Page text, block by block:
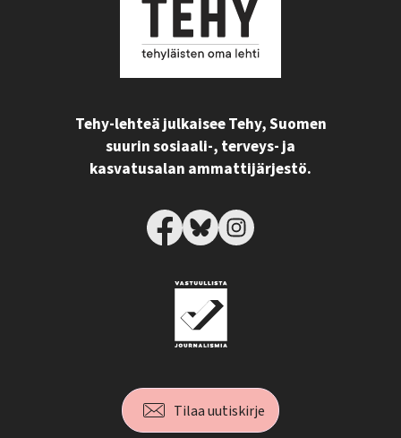
Tehy-lehteä julkaisee Tehy, Suomen
suurin sosiaali-, terveys- ja
kasvatusalan ammattijärjestö.
Tilaa uutiskirje